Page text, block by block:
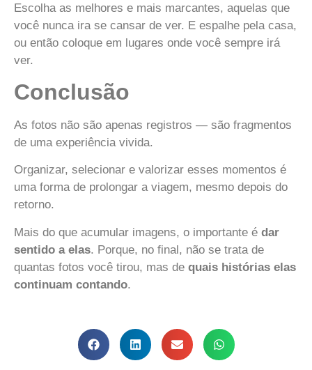
Escolha as melhores e mais marcantes, aquelas que
você nunca ira se cansar de ver. E espalhe pela casa,
ou então coloque em lugares onde você sempre irá
ver.
Conclusão
As fotos não são apenas registros — são fragmentos
de uma experiência vivida.
Organizar, selecionar e valorizar esses momentos é
uma forma de prolongar a viagem, mesmo depois do
retorno.
Mais do que acumular imagens, o importante é dar
sentido a elas. Porque, no final, não se trata de
quantas fotos você tirou, mas de quais histórias elas
continuam contando.